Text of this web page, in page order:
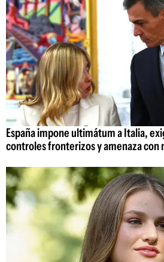
España impone ultimátum a Italia,
controles fronterizos y amenaza con